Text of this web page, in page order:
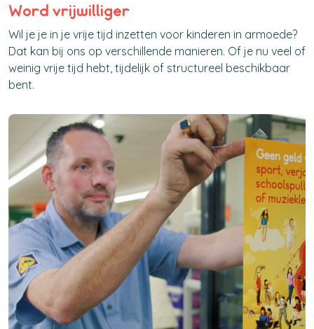
Word vrijwilliger
Wil je je in je vrije tijd inzetten voor kinderen in armoede?
Dat kan bij ons op verschillende manieren. Of je nu veel of
weinig vrije tijd hebt, tijdelijk of structureel beschikbaar
bent.